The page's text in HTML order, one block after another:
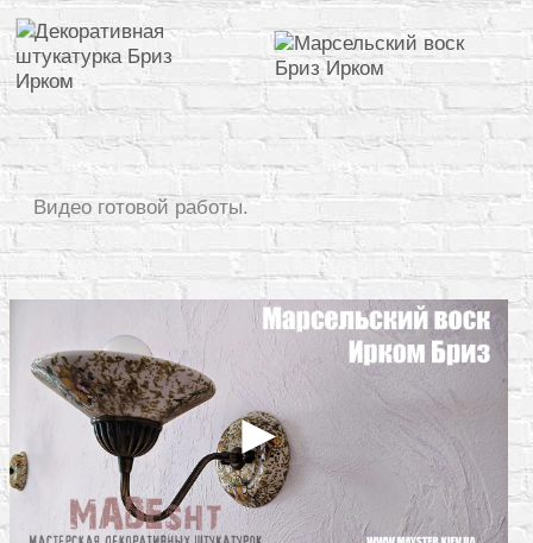
Видео готовой работы.